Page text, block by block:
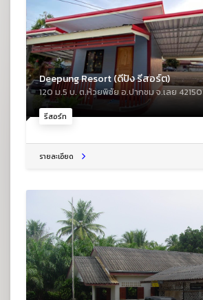
รีสอร์ท
Deepung Resort (ดีปัง รีสอร์ต)
120 ม.5 บ. ต.ห้วยพิชัย อ.ปากชม จ.เลย 42150
รายละเอียด